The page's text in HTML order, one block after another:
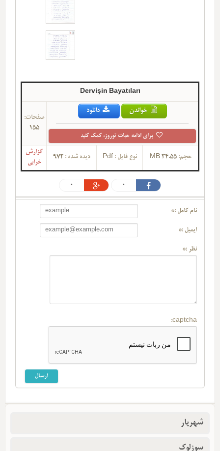
Dervişin Bayatıları
خواندن دانلود
برای ادامه حیات توروز، کمک کنید
صفحات:
155
حجم:34.55 MB نوع فایل :Pdf دیده شده : 972
گزارش
خرابی
0
0
نام کامل :*
ایمیل :*
نظر :*
captcha:
شهریار
سوزلوک